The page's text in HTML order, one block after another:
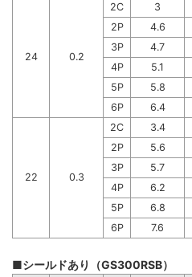
24 0.2
2C 3
2P
4.6
3P
4.7
4P
5.1
5P
5.8
6P
6.4
22 0.3
2C 3.4
2P
5.6
3P
5.7
4P
6.2
5P
6.8
6P
7.6
■シールドあり（GS300RSB）